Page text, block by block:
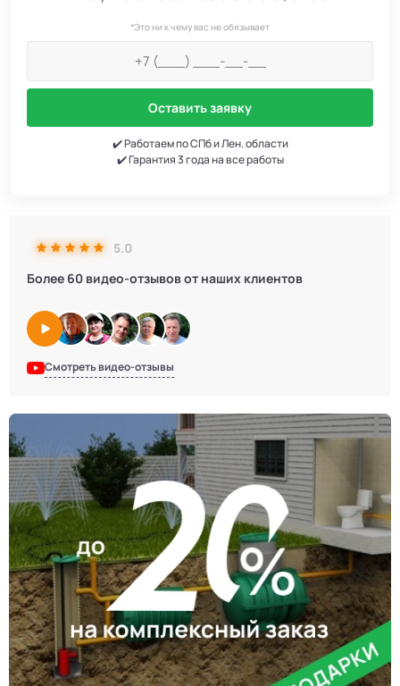
*Это ни к чему вас не обязывает
Оставить заявку
✔️ Работаем по СПб и Лен. области
✔️ Гарантия 3 года на все работы
5.0
Более 60 видео-отзывов от наших клиентов
Смотреть видео-отзывы